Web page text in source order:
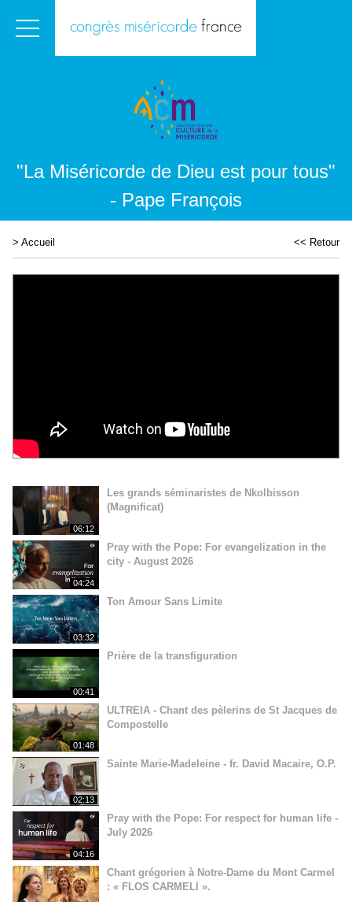
"La Miséricorde de Dieu est pour tous"
- Pape François
> Accueil << Retour
06:12
Les grands séminaristes de Nkolbisson
(Magnificat)
04:24
Pray with the Pope: For evangelization in the
city - August 2026
03:32
Ton Amour Sans Limite
00:41
Prière de la transfiguration
01:48
ULTREIA - Chant des pèlerins de St Jacques de
Compostelle
02:13
Sainte Marie-Madeleine - fr. David Macaire, O.P.
04:16
Pray with the Pope: For respect for human life -
July 2026
Chant grégorien à Notre-Dame du Mont Carmel
: « FLOS CARMELI ».